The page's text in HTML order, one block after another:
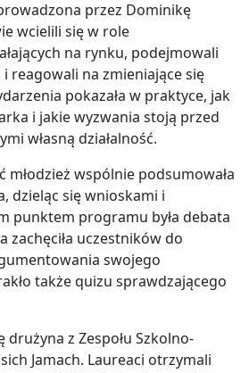
przez Dominikę
wcielili się w role
na rynku, podejmowali
reagowali na zmieniające się
pokazała w praktyce, jak
i jakie wyzwania stoją przed
własną działalność.
młodzież wspólnie podsumowała
dzieląc się wnioskami i
punktem programu była debata
zachęciła uczestników do
swojego
także quizu sprawdzającego
drużyna z Zespołu Szkolno-
Jamach. Laureaci otrzymali